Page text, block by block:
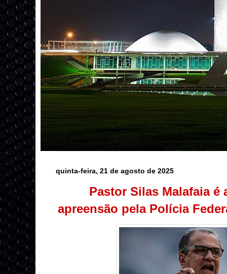
quinta-feira, 21 de agosto de 2025
Pastor Silas Malafaia é
apreensão pela Polícia